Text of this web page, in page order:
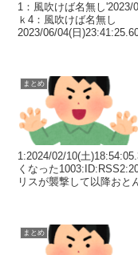
1：風吹けば名無し'2023/
ｋ4：風吹けば名無し
2023/06/04(日
まとめ
1:2024/02/10(土
くなった
リスが襲撃して以降おと
まとめ